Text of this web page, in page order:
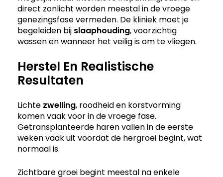
direct zonlicht worden meestal in de vroege
genezingsfase vermeden. De kliniek moet je
begeleiden bij slaaphouding, voorzichtig
wassen en wanneer het veilig is om te vliegen.
Herstel En Realistische
Resultaten
Lichte zwelling, roodheid en korstvorming
komen vaak voor in de vroege fase.
Getransplanteerde haren vallen in de eerste
weken vaak uit voordat de hergroei begint, wat
normaal is.
Zichtbare groei begint meestal na enkele